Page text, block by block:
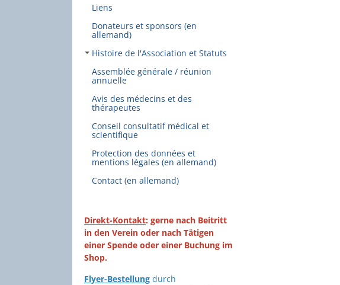
Liens
Donateurs et sponsors (en
allemand)
Histoire de l'Association et Statuts
Assemblée générale / réunion
annuelle
Avis des médecins et des
thérapeutes
Conseil consultatif médical et
scientifique
Protection des données et
mentions légales (en allemand)
Contact (en allemand)
Direkt-Kontakt: gerne nach Beitritt
in den Verein oder nach Tätigen
einer Spende oder einer Buchung im
Shop.
Flyer-Bestellung durch